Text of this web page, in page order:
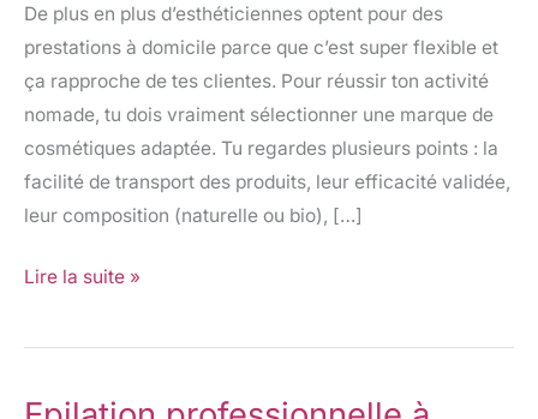
De plus en plus d’esthéticiennes optent pour des
prestations à domicile parce que c’est super flexible et
ça rapproche de tes clientes. Pour réussir ton activité
nomade, tu dois vraiment sélectionner une marque de
cosmétiques adaptée. Tu regardes plusieurs points : la
facilité de transport des produits, leur efficacité validée,
leur composition (naturelle ou bio), […]
à
domicile
:
guide
complet
Lire la suite »
Epilation